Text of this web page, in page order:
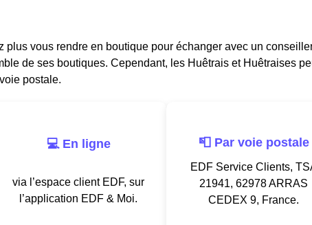
plus vous rendre en boutique pour échanger avec un
de ses boutiques. Cependant, les Huêtrais et Huêtraises
postale.
💻 En ligne
via l’espace client EDF, sur
l’application EDF & Moi.
📮 Par voie postale
EDF Service Clients,
21941, 62978 ARRAS
CEDEX 9, France.